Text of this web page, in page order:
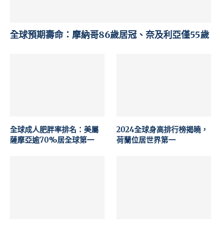
全球預期壽命：摩納哥86歲居冠、奈及利亞僅55歲
全球成人肥胖率排名：美屬
薩摩亞逾70%居全球第一
2024全球身高排行榜揭曉，
荷蘭位居世界第一